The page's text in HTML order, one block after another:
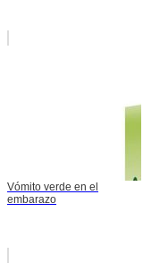
Vómito verde en el
embarazo